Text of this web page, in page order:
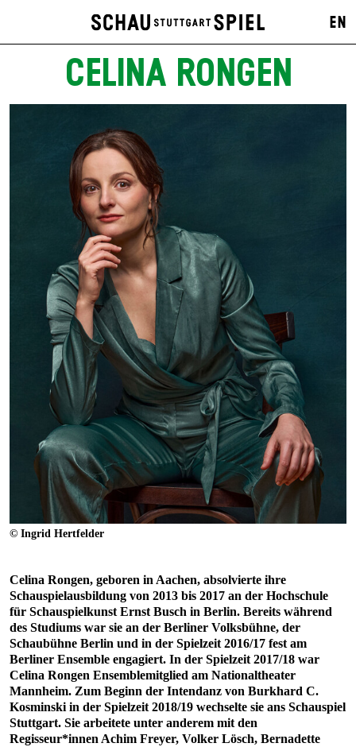
EN
CELINA RONGEN
© Ingrid Hertfelder
Celina Rongen, geboren in Aachen, absolvierte ihre
Schauspielausbildung von 2013 bis 2017 an der Hochschule
für Schauspielkunst Ernst Busch in Berlin. Bereits während
des Studiums war sie an der Berliner Volksbühne, der
Schaubühne Berlin und in der Spielzeit 2016/17 fest am
Berliner Ensemble engagiert. In der Spielzeit 2017/18 war
Celina Rongen Ensemblemitglied am Nationaltheater
Mannheim. Zum Beginn der Intendanz von Burkhard C.
Kosminski in der Spielzeit 2018/19 wechselte sie ans Schauspiel
Stuttgart. Sie arbeitete unter anderem mit den
Regisseur*innen Achim Freyer, Volker Lösch, Bernadette